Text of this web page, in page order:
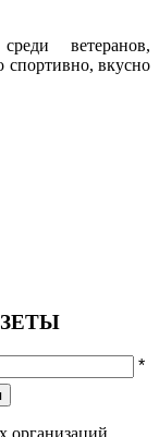
ветеранов,
спортивно, вкусно
*
организаций